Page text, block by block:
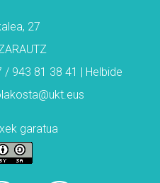
27
943 81 38 41 | Helbide
garatua